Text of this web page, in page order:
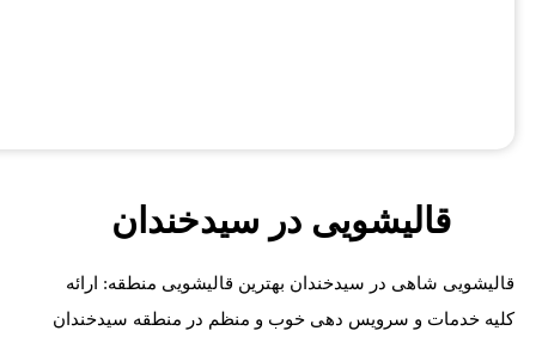
قالیشویی در سیدخندان
قالیشویی شاهی در سیدخندان بهترین قالیشویی منطقه: ارائه
کلیه خدمات و سرویس دهی خوب و منظم در منطقه سیدخندان